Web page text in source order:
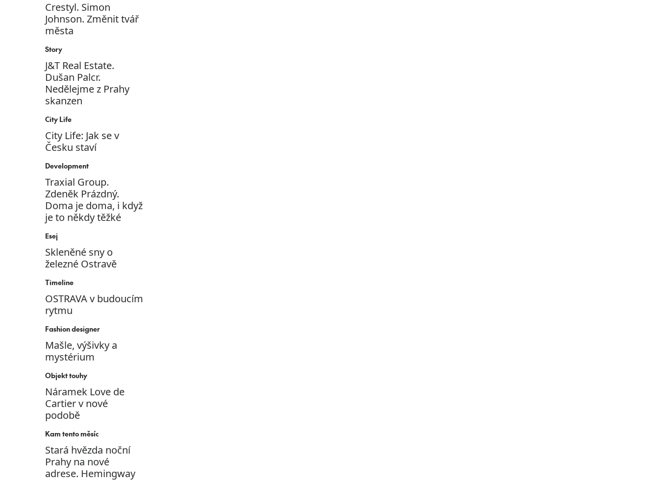
Crestyl. Simon
Johnson. Změnit tvář
města
Story
J&T Real Estate.
Dušan Palcr.
Nedělejme z Prahy
skanzen
City Life
City Life: Jak se v
Česku staví
Development
Traxial Group.
Zdeněk Prázdný.
Doma je doma, i když
je to někdy těžké
Esej
Skleněné sny o
železné Ostravě
Timeline
OSTRAVA v budoucím
rytmu
Fashion designer
Mašle, výšivky a
mystérium
Objekt touhy
Náramek Love de
Cartier v nové
podobě
Kam tento měsíc
Stará hvězda noční
Prahy na nové
adrese. Hemingway